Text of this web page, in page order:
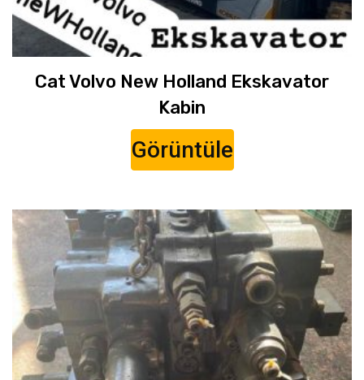
Cat Volvo New Holland Ekskavator
Kabin
Görüntüle